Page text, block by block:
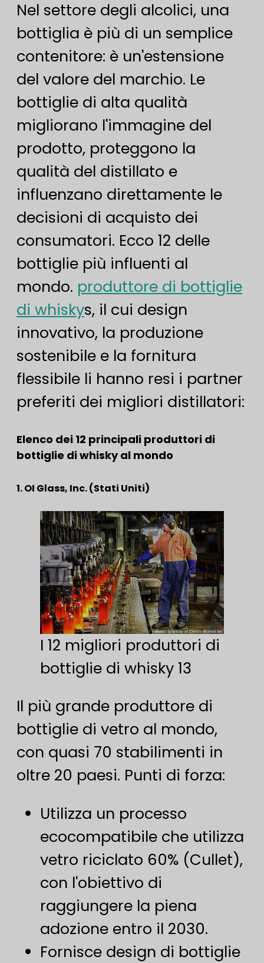
Nel settore degli alcolici, una
bottiglia è più di un semplice
contenitore: è un'estensione
del valore del marchio. Le
bottiglie di alta qualità
migliorano l'immagine del
prodotto, proteggono la
qualità del distillato e
influenzano direttamente le
decisioni di acquisto dei
consumatori. Ecco 12 delle
bottiglie più influenti al
mondo. produttore di bottiglie
di whiskys, il cui design
innovativo, la produzione
sostenibile e la fornitura
flessibile li hanno resi i partner
preferiti dei migliori distillatori:
Elenco dei 12 principali produttori di
bottiglie di whisky al mondo
1. OI Glass, Inc. (Stati Uniti)
I 12 migliori produttori di
bottiglie di whisky 13
Il più grande produttore di
bottiglie di vetro al mondo,
con quasi 70 stabilimenti in
oltre 20 paesi. Punti di forza:
Utilizza un processo
ecocompatibile che utilizza
vetro riciclato 60% (Cullet),
con l'obiettivo di
raggiungere la piena
adozione entro il 2030.
Fornisce design di bottiglie